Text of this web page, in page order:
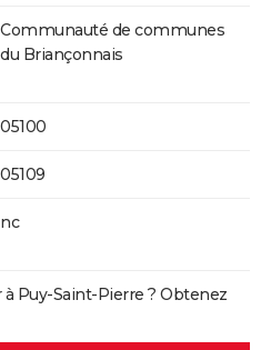
Communauté de communes
du Briançonnais
05100
05109
nc
Puy-Saint-Pierre ? Obtenez